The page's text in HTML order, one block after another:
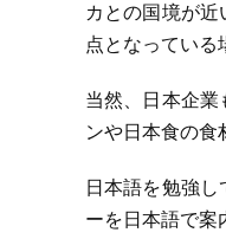
カとの国境が
点となっている
当然、日本企業
ンや日本食の食
日本語を勉強
ーを日本語で案